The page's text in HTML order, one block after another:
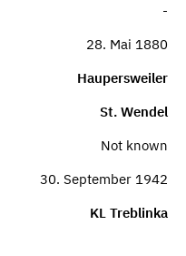
-
28. Mai 1880
Haupersweiler
St. Wendel
Not known
30. September 1942
KL Treblinka